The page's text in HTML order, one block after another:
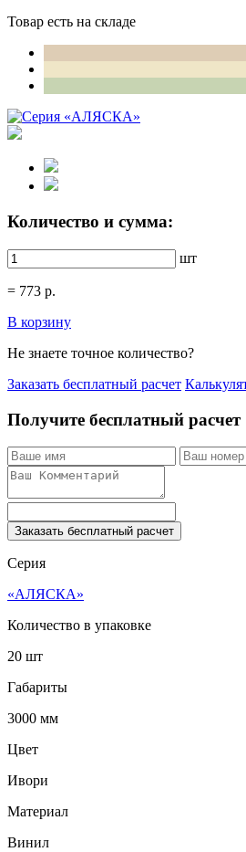
Товар есть на складе
Количество и сумма:
шт
= 773 р.
В корзину
Не знаете точное количество?
Заказать бесплатный расчет
Получите бесплатный расчет
Заказать бесплатный расчет
Серия
«АЛЯСКА»
Количество в упаковке
20 шт
Габариты
3000 мм
Цвет
Ивори
Материал
Винил